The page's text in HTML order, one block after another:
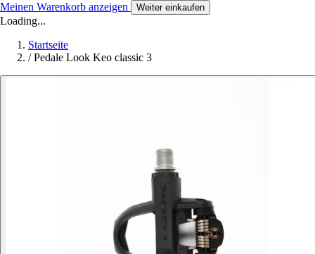
Meinen Warenkorb anzeigen Weiter einkaufen
Loading...
Startseite
/ Pedale Look Keo classic 3